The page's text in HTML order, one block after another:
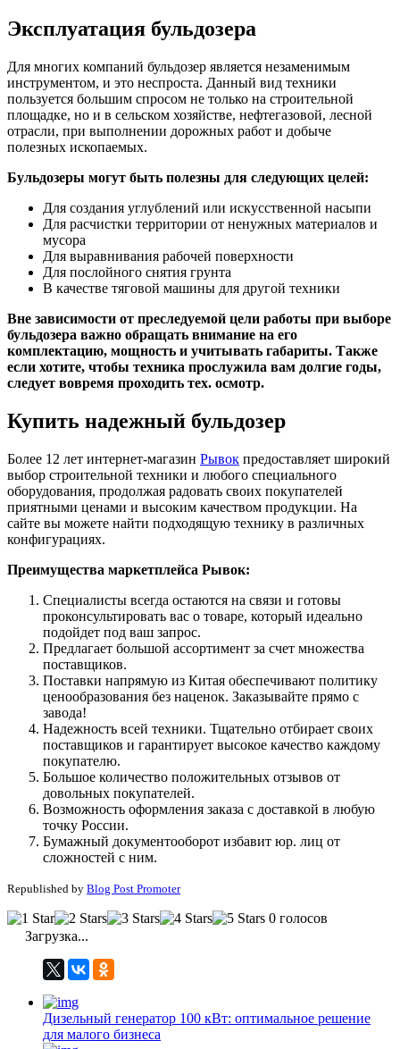
Эксплуатация бульдозера
Для многих компаний бульдозер является незаменимым
инструментом, и это неспроста. Данный вид техники
пользуется большим спросом не только на строительной
площадке, но и в сельском хозяйстве, нефтегазовой, лесной
отрасли, при выполнении дорожных работ и добыче
полезных ископаемых.
Бульдозеры могут быть полезны для следующих целей:
Для создания углублений или искусственной насыпи
Для расчистки территории от ненужных материалов и
мусора
Для выравнивания рабочей поверхности
Для послойного снятия грунта
В качестве тяговой машины для другой техники
Вне зависимости от преследуемой цели работы при выборе
бульдозера важно обращать внимание на его
комплектацию, мощность и учитывать габариты. Также
если хотите, чтобы техника прослужила вам долгие годы,
следует вовремя проходить тех. осмотр.
Купить надежный бульдозер
Более 12 лет интернет-магазин Рывок предоставляет широкий
выбор строительной техники и любого специального
оборудования, продолжая радовать своих покупателей
приятными ценами и высоким качеством продукции. На
сайте вы можете найти подходящую технику в различных
конфигурациях.
Преимущества маркетплейса Рывок:
Специалисты всегда остаются на связи и готовы
проконсультировать вас о товаре, который идеально
подойдет под ваш запрос.
Предлагает большой ассортимент за счет множества
поставщиков.
Поставки напрямую из Китая обеспечивают политику
ценообразования без наценок. Заказывайте прямо с
завода!
Надежность всей техники. Тщательно отбирает своих
поставщиков и гарантирует высокое качество каждому
покупателю.
Большое количество положительных отзывов от
довольных покупателей.
Возможность оформления заказа с доставкой в любую
точку России.
Бумажный документооборот избавит юр. лиц от
сложностей с ним.
Republished by Blog Post Promoter
0 голосов
Загрузка...
Дизельный генератор 100 кВт: оптимальное решение
для малого бизнеса